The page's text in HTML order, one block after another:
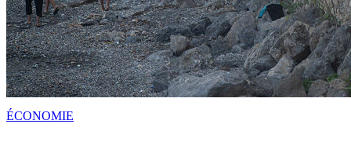
ÉCONOMIE